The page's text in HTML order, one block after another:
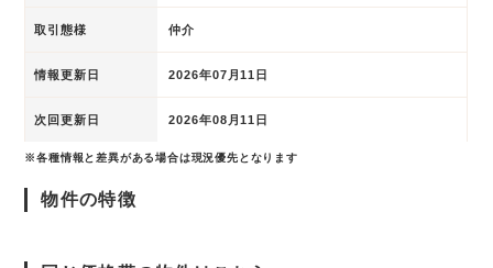
取引態様 仲介
情報更新日 2026年07月11日
次回更新日 2026年08月11日
※各種情報と差異がある場合は現況優先となります
物件の特徴